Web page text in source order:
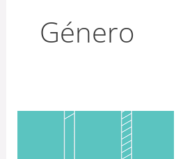
Género